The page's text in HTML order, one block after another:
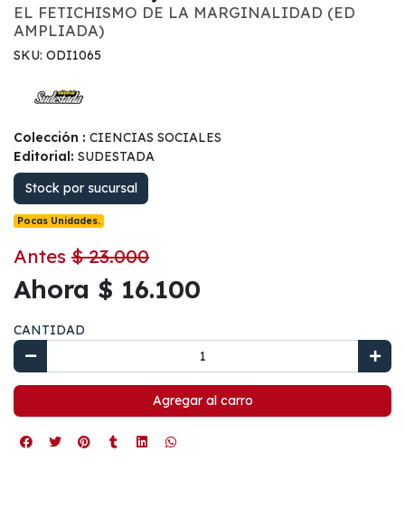
EL FETICHISMO DE LA MARGINALIDAD (ED
AMPLIADA)
SKU: ODI1065
Colección : CIENCIAS SOCIALES
Editorial: SUDESTADA
Stock por sucursal
Pocas Unidades.
Antes $ 23.000
Ahora $ 16.100
CANTIDAD
Agregar al carro